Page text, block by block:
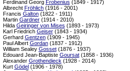
Ferdinand Georg Frobenius (1849 - 1917)
Albrecht Fröhlich(1916 - 2001)
Francis Galton(1822 - 1911)
Martin Gardner(1914 - 2010)
Hilda Geiringer von Mises (1893 - 1973)
Karl Friedrich Geiser(1843 - 1934)
Gerhard Gentzen(1909 - 1945)
Paul Albert Gordan(1837 - 1912)
William Sealey Gosset(1876 - 1937)
Edouard Jean-Baptiste Goursat(1858 - 1936)
Alexander Grothendieck (1928 - 2014)
Kurt Gödel(1906 - 1978)